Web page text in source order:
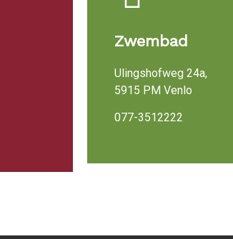
Zwembad
Ulingshofweg 24a,
5915 PM Venlo
077-3512222